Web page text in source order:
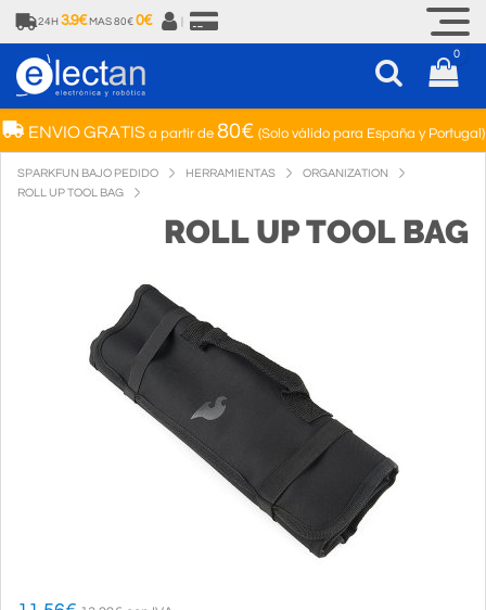
24H 3.9€ MAS 80€ 0€
0
ENVIO GRATISa partir de 80€ (Solo válido para España y Portugal)
SPARKFUN BAJO PEDIDO HERRAMIENTAS
ORGANIZATION
ROLL UP TOOL BAG
ROLL UP TOOL BAG